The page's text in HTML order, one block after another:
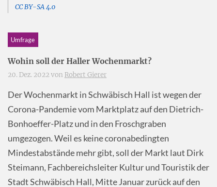
CC BY-SA 4.0
Umfrage
Wohin soll der Haller Wochenmarkt?
20. Dez. 2022 von Robert Gierer
Der Wochenmarkt in Schwäbisch Hall ist wegen der
Corona-Pandemie vom Marktplatz auf den Dietrich-
Bonhoeffer-Platz und in den Froschgraben
umgezogen. Weil es keine coronabedingten
Mindestabstände mehr gibt, soll der Markt laut Dirk
Steimann, Fachbereichsleiter Kultur und Touristik der
Stadt Schwäbisch Hall, Mitte Januar zurück auf den